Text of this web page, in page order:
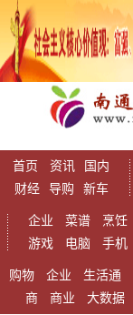
首页 资讯
国内
财经
导购 新车
企业 菜谱
烹饪
游戏
电脑 手机
购物 企业 生活通
商
商业 大数据